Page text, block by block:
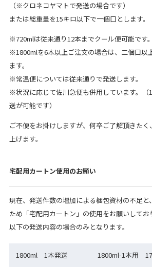
（※クロネコヤマトで発送の場合です）
または総重量を15キロ以下で一個口とします。
※720mlは従来通り12本までクール便可能です。
※1800mlを6本以上ご注文の場合は、二個口以
ます。
※常温便については従来通りで発送します。
※状況に応じて佐川急便も併用しています。（
送が可能です）
ご不便をお掛けしますが、何卒ご了解頂きた
上げます。
宅配用カートン使用のお願い
現在、発送件数の増加による梱包資材の不足と
ため「宅配用カートン」の使用をお願いしてお
以下の発送内容の場合のみとなります。
1800ml 1本発送 1800ml-1本用